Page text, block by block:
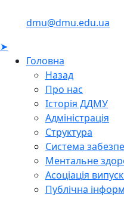
dmu@dmu.edu.ua
➤
Головна
Назад
Про нас
Історія ДДМУ
Адміністрація
Структура
Система
Ментальне
Асоціація
Публічна